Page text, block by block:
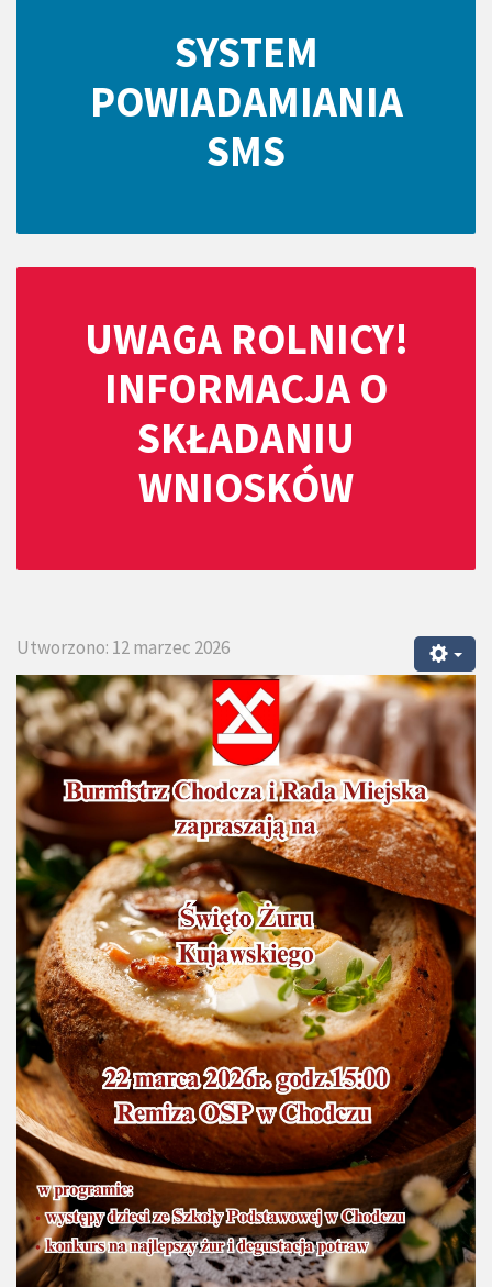
SYSTEM
POWIADAMIANIA
SMS
UWAGA ROLNICY!
INFORMACJA O
SKŁADANIU
WNIOSKÓW
Utworzono: 12 marzec 2026